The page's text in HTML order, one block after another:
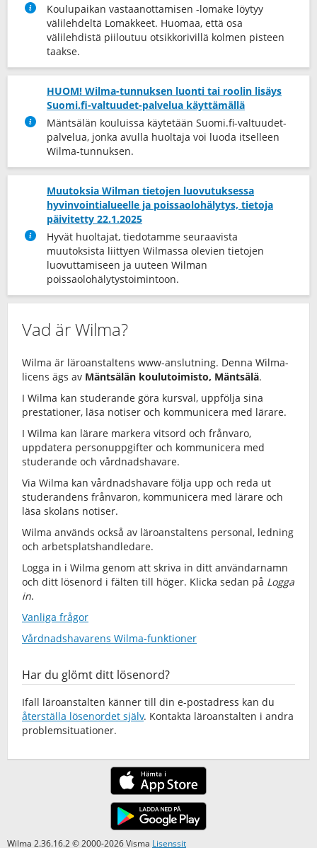
Koulupaikan vastaanottamisen -lomake löytyy
välilehdeltä Lomakkeet. Huomaa, että osa
välilehdistä piiloutuu otsikkorivillä kolmen pisteen
taakse.
HUOM! Wilma-tunnuksen luonti tai roolin lisäys
Suomi.fi-valtuudet-palvelua käyttämällä
Mäntsälän kouluissa käytetään Suomi.fi-valtuudet-
palvelua, jonka avulla huoltaja voi luoda itselleen
Wilma-tunnuksen.
Muutoksia Wilman tietojen luovutuksessa
hyvinvointialueelle ja poissaolohälytys, tietoja
päivitetty 22.1.2025
Hyvät huoltajat, tiedotamme seuraavista
muutoksista liittyen Wilmassa olevien tietojen
luovuttamiseen ja uuteen Wilman
poissaolohälytystoimintoon.
Vad är Wilma?
Wilma är läroanstaltens www-anslutning. Denna Wilma-
licens ägs av Mäntsälän koulutoimisto, Mäntsälä.
I Wilma kan studerande göra kursval, uppfölja sina
prestationer, läsa notiser och kommunicera med lärare.
I Wilma kan lärare markera vitsord och frånvaro,
uppdatera personuppgifter och kommunicera med
studerande och vårdnadshavare.
Via Wilma kan vårdnadshavare följa upp och reda ut
studerandens frånvaron, kommunicera med lärare och
läsa skolans notiser.
Wilma används också av läroanstaltens personal, ledning
och arbetsplatshandledare.
Logga in i Wilma genom att skriva in ditt användarnamn
och ditt lösenord i fälten till höger. Klicka sedan på Logga
in.
Vanliga frågor
Vårdnadshavarens Wilma-funktioner
Har du glömt ditt lösenord?
Ifall läroanstalten känner till din e-postadress kan du
återställa lösenordet själv. Kontakta läroanstalten i andra
problemsituationer.
Wilma 2.36.16.2 © 2000-2026 Visma Lisenssit